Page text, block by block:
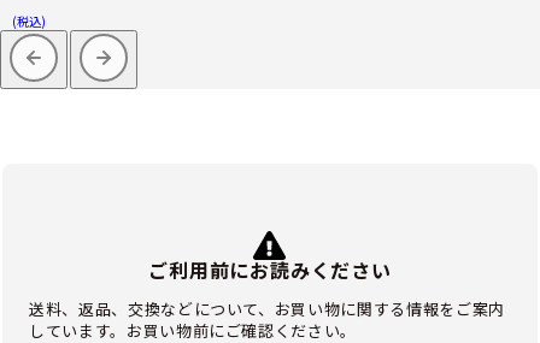
(税込)
ご利用前にお読みください
送料、返品、交換などについて、お買い物に関する情報をご案内
しています。お買い物前にご確認ください。